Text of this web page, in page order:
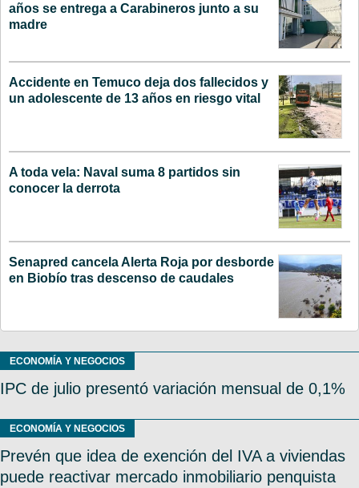
años se entrega a Carabineros junto a su
madre
Accidente en Temuco deja dos fallecidos y
un adolescente de 13 años en riesgo vital
A toda vela: Naval suma 8 partidos sin
conocer la derrota
Senapred cancela Alerta Roja por desborde
en Biobío tras descenso de caudales
ECONOMÍA Y NEGOCIOS
IPC de julio presentó variación mensual de 0,1%
ECONOMÍA Y NEGOCIOS
Prevén que idea de exención del IVA a viviendas
puede reactivar mercado inmobiliario penquista